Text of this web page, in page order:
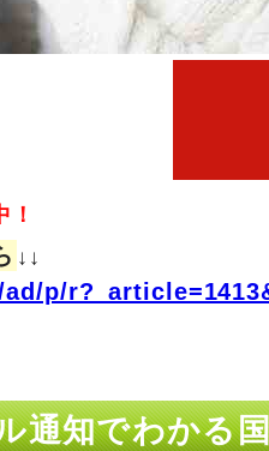
↓↓
p/
通知でわかる